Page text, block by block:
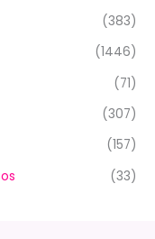
(383)
(1446)
(71)
(307)
(157)
(33)